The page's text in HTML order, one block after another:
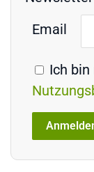
Email
Ich